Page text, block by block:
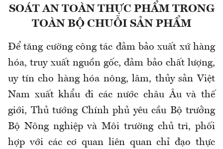
SOÁT AN TOÀN THỰC PHẨM TRONG
TOÀN BỘ CHUỖI SẢN PHẨM
Để tăng cường công tác đảm bảo xuất xứ hàng
hóa, truy xuất nguồn gốc, đảm bảo chất lượng,
uy tín cho hàng hóa nông, lâm, thủy sản Việt
Nam xuất khẩu đi các nước châu Âu và thế
giới, Thủ tướng Chính phủ yêu cầu Bộ trưởng
Bộ Nông nghiệp và Môi trường chủ trì, phối
hợp với các cơ quan liên quan chỉ đạo thực